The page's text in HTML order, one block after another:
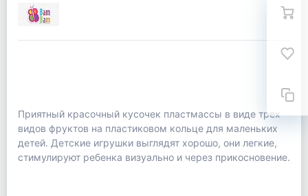
Приятный красочный кусочек пластмассы в виде трех
видов фруктов на пластиковом кольце для маленьких
детей. Детские игрушки выглядят хорошо, они легкие,
стимулируют ребенка визуально и через прикосновение.